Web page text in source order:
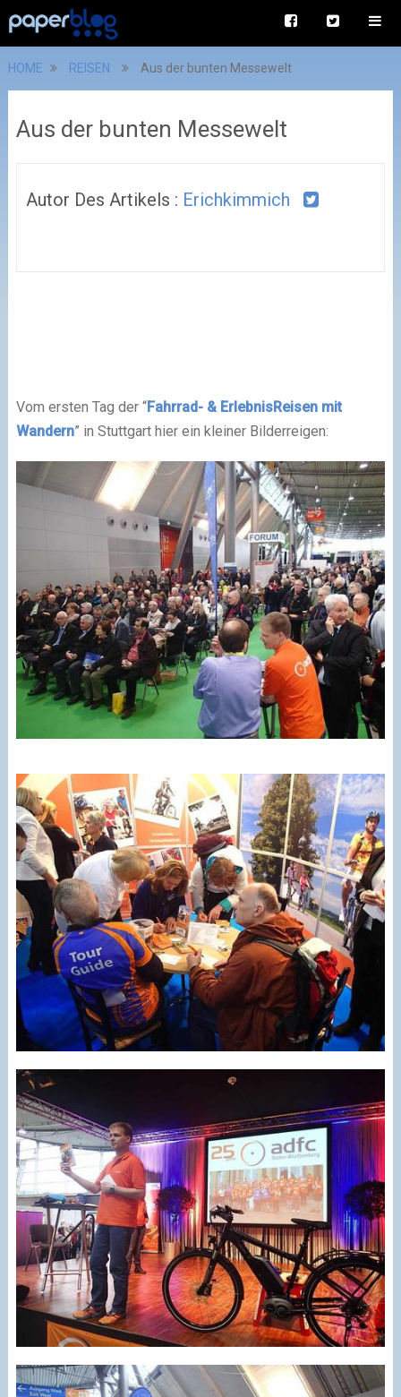
HOME REISEN Aus der bunten Messewelt
Aus der bunten Messewelt
Autor Des Artikels : Erichkimmich
Vom ersten Tag der “Fahrrad- & ErlebnisReisen mit
Wandern” in Stuttgart hier ein kleiner Bilderreigen: